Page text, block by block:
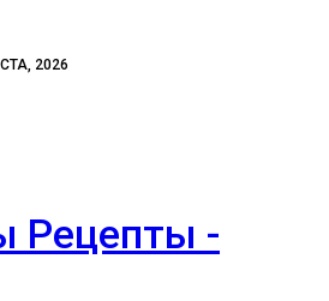
2026
Рецепты -